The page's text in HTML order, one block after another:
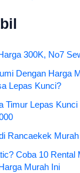
300K, No7
Dengan Harga
Lepas Kunci?
Timur Lepas
Rancaekek
Coba 10 Rental
Murah Ini